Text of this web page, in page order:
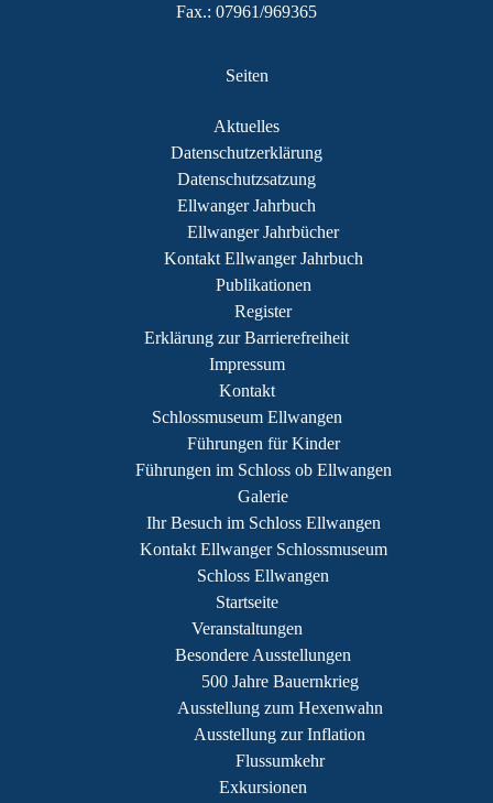
Fax.: 07961/969365
Seiten
Aktuelles
Datenschutzerklärung
Datenschutzsatzung
Ellwanger Jahrbuch
Ellwanger Jahrbücher
Kontakt Ellwanger Jahrbuch
Publikationen
Register
Erklärung zur Barrierefreiheit
Impressum
Kontakt
Schlossmuseum Ellwangen
Führungen für Kinder
Führungen im Schloss ob Ellwangen
Galerie
Ihr Besuch im Schloss Ellwangen
Kontakt Ellwanger Schlossmuseum
Schloss Ellwangen
Startseite
Veranstaltungen
Besondere Ausstellungen
500 Jahre Bauernkrieg
Ausstellung zum Hexenwahn
Ausstellung zur Inflation
Flussumkehr
Exkursionen